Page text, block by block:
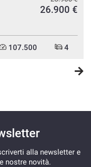
26.900 €
107.500 4
alla newsletter e
nostre novità.